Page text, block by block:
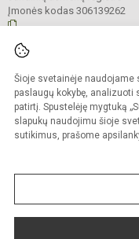
Šioje svetainėje
paslaugų kokybę,
patirtį. Spustelėję mygtuką
slapukų naudojimu šioje
sutikimus, prašome
Įmonės kodas 306139262
Kopijuoti turinį be raštiško
Sumanus būdas